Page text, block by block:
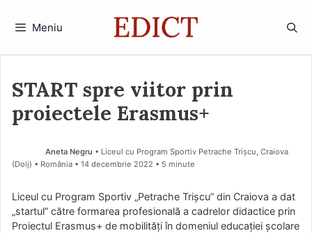
Meniu
START spre viitor prin
proiectele Erasmus+
Aneta Negru • Liceul cu Program Sportiv Petrache Trișcu, Craiova
(Dolj) • România
14 decembrie 2022 • 5 minute
Liceul cu Program Sportiv „Petrache Trișcu” din Craiova a dat
„startul” către formarea profesională a cadrelor didactice prin
Proiectul Erasmus+ de mobilități în domeniul educației școlare